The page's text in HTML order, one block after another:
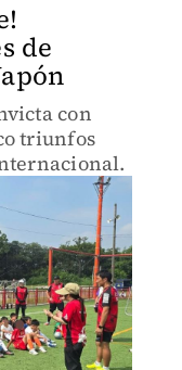
de
con
triunfos